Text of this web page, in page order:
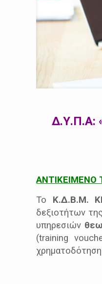
Δ.Υ.Π.Α:
ΑΝΤΙΚΕΙΜΕΝΟ
Το Κ.Δ.Β.Μ.
δεξιοτήτων της
υπηρεσιών
(training
χρηματοδότηση